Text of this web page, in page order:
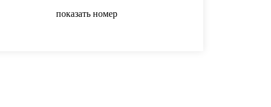
показать номер